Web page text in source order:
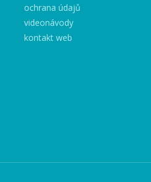
ochrana údajů
videonávody
kontakt web